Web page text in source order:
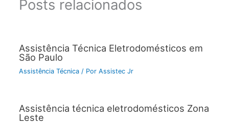
Posts relacionados
Assistência Técnica Eletrodomésticos em
São Paulo
Assistência Técnica/ Por Assistec Jr
Assistência técnica eletrodomésticos Zona
Leste